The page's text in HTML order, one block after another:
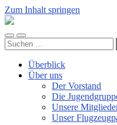
Zum Inhalt springen
Luftsportverein
e.V.
Mobile-
Menü
Suchfeld
ein-/ausblenden
Suchen
nach:
Überblick
Über uns
Der Vorstand
Die
Unsere
Unser